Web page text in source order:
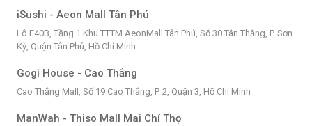
iSushi - Aeon Mall Tân Phú
Lô F40B, Tầng 1 Khu TTTM AeonMall Tân Phú, Số 30 Tân Thắng, P. Sơn
Kỳ, Quận Tân Phú, Hồ Chí Minh
Gogi House - Cao Thắng
Cao Thắng Mall, Số 19 Cao Thắng, P. 2, Quận 3, Hồ Chí Minh
ManWah - Thiso Mall Mai Chí Thọ